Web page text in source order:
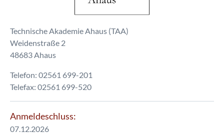
Technische Akademie Ahaus (TAA)
Weidenstraße 2
48683 Ahaus
Telefon: 02561 699-201
Telefax: 02561 699-520
Anmeldeschluss:
07.12.2026